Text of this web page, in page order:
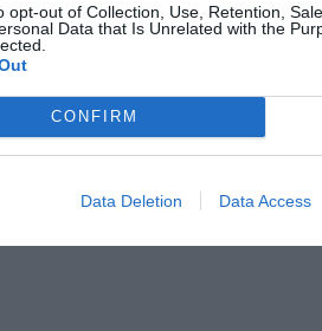
opt-out of Collection, Use, Retention,
Data that Is Unrelated with the
CONFIRM
Data Deletion Data Access